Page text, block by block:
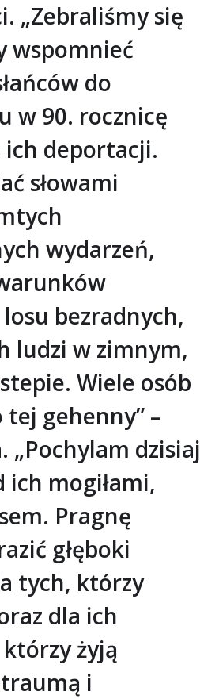
„Zebraliśmy się
wspomnieć
do
w 90. rocznicę
ich deportacji.
słowami
wydarzeń,
bezradnych,
ludzi w zimnym,
Wiele osób
tej gehenny” –
„Pochylam dzisiaj
ich mogiłami,
Pragnę
głęboki
tych, którzy
dla ich
żyją
i